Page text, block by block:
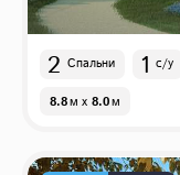
2 Спальни 1 с/у
8.8м x 8.0м